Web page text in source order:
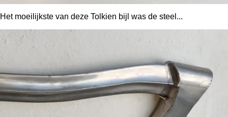
Het moeilijkste van deze Tolkien bijl was de steel...